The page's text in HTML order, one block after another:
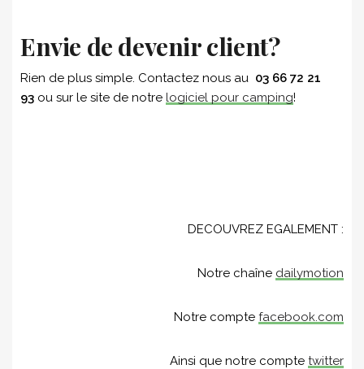
Envie de devenir client?
Rien de plus simple. Contactez nous au 03 66 72 21
93 ou sur le site de notre logiciel pour camping!
DECOUVREZ EGALEMENT :
Notre chaîne dailymotion
Notre compte facebook.com
Ainsi que notre compte twitter